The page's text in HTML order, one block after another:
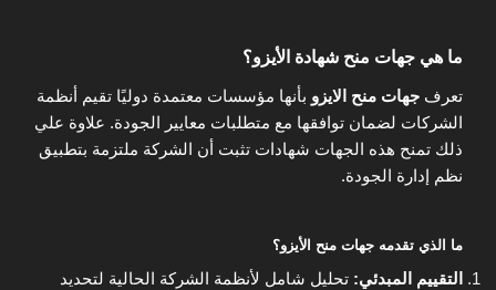
ما هي جهات منح شهادة الأيزو؟
تعرف جهات منح الايزو بأنها مؤسسات معتمدة دوليًا تقيم أنظمة
الشركات لضمان توافقها مع متطلبات معايير الجودة. علاوة علي
ذلك تمنح هذه الجهات شهادات تثبت أن الشركة ملتزمة بتطبيق
نظم إدارة الجودة.
ما الذي تقدمه جهات منح الأيزو؟
التقييم المبدئي: تحليل شامل لأنظمة الشركة الحالية لتحديد